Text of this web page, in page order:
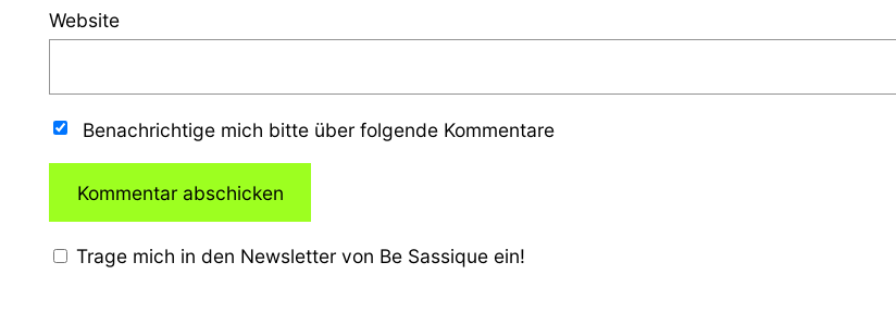
Website
Benachrichtige mich bitte über folgende Kommentare
Trage mich in den Newsletter von Be Sassique ein!